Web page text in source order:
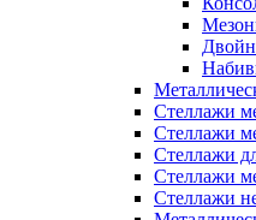
Стеллажи
Стеллажи
Стеллажи
Стеллажи
Стеллажи